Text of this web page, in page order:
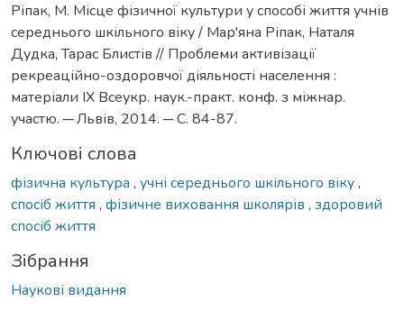
Ріпак, М. Місце фізичної культури у способі життя учнів
середнього шкільного віку / Мар'яна Ріпак, Наталя
Дудка, Тарас Блистів // Проблеми активізації
рекреаційно-оздоровчої діяльності населення :
матеріали ІХ Всеукр. наук.-практ. конф. з міжнар.
участю. ─ Львів, 2014. ─ С. 84-87.
Ключові слова
фізична культура , учні середнього шкільного віку,
спосіб життя , фізичне виховання школярів , здоровий
спосіб життя
Зібрання
Наукові видання